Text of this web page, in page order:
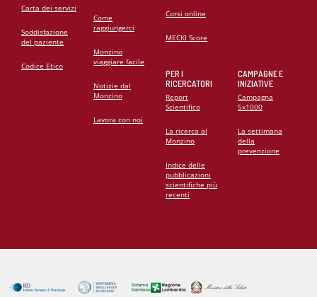
Carta dei servizi
Soddisfazione
del paziente
Codice Etico
Come
raggiungerci
Monzino
viaggiare facile
Notizie dal
Monzino
Lavora con noi
Corsi online
MECKI Score
PER I
RICERCATORI
Report
Scientifico
La ricerca al
Monzino
Indice delle
pubblicazioni
scientifiche più
recenti
CAMPAGNE E
INIZIATIVE
Campagna
5x1000
La settimana
della
prevenzione